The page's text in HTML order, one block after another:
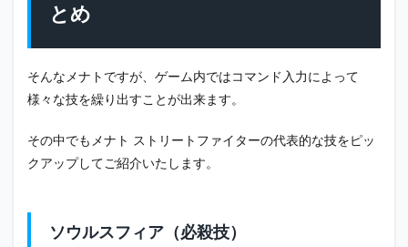
（必
殺
太陽
の守
（必
技）
め
とめ
そんなメナトですが、ゲーム内ではコマンド入力によって
様々な技を繰り出すことが出来ます。
その中でもメナト ストリートファイターの代表的な技をピッ
クアップしてご紹介いたします。
ソウルスフィア（必殺技）